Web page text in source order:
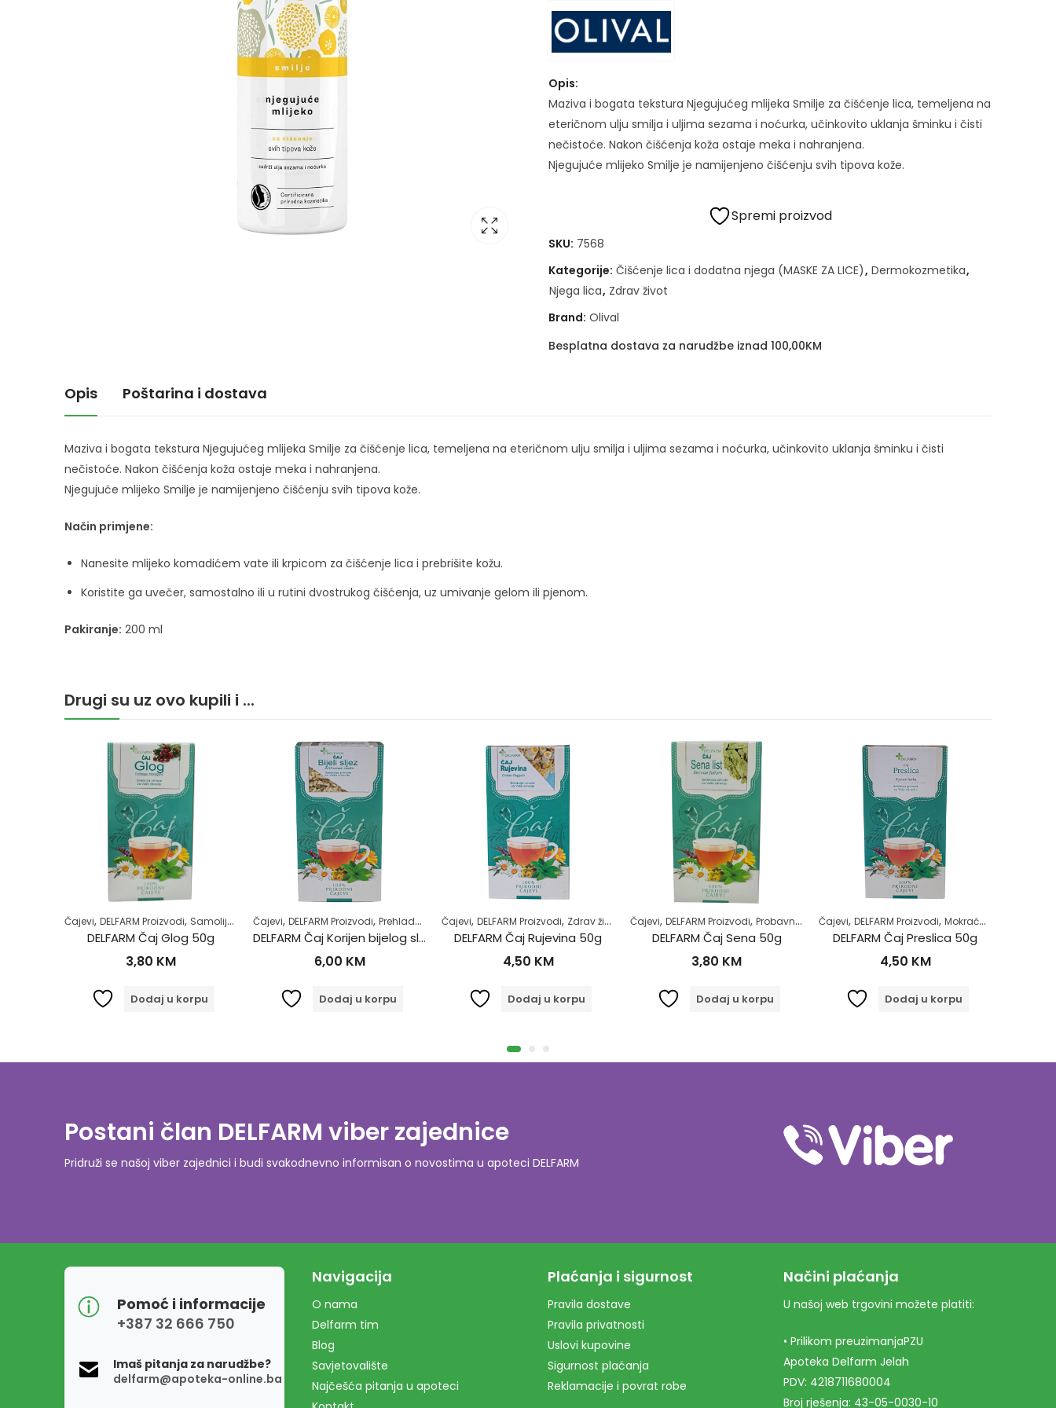
Opis:
Maziva i bogata tekstura Njegujućeg mlijeka Smilje za čišćenje lica, temeljena na
eteričnom ulju smilja i uljima sezama i noćurka, učinkovito uklanja šminku i čisti
nečistoće. Nakon čišćenja koža ostaje meka i nahranjena.
Njegujuće mlijeko Smilje je namijenjeno čišćenju svih tipova kože.
Spremi proizvod
SKU: 7568
Kategorije: Čišćenje lica i dodatna njega (MASKE ZA LICE), Dermokozmetika,
Njega lica, Zdrav život
Brand: Olival
Besplatna dostava za narudžbe iznad 100,00KM
Opis Poštarina i dostava
Maziva i bogata tekstura Njegujućeg mlijeka Smilje za čišćenje lica, temeljena na eteričnom ulju smilja i uljima sezama i noćurka, učinkovito uklanja šminku i čisti
nečistoće. Nakon čišćenja koža ostaje meka i nahranjena.
Njegujuće mlijeko Smilje je namijenjeno čišćenju svih tipova kože.
Način primjene:
Nanesite mlijeko komadićem vate ili krpicom za čišćenje lica i prebrišite kožu.
Koristite ga uvečer, samostalno ili u rutini dvostrukog čišćenja, uz umivanje gelom ili pjenom.
Pakiranje: 200 ml
Drugi su uz ovo kupili i ...
Čajevi, DELFARM Proizvodi, Samoliječenje ,Zdrav život,Zdravlje kardiovaskularnog sistema
DELFARM Čaj Glog 50g
3,80 KM
Dodaj u korpu
Čajevi, DELFARM Proizvodi, Prehlada i gripa ,Samoliječenje,Zdrav život
DELFARM Čaj Korijen bijelog sljeza 50g
6,00 KM
Dodaj u korpu
Čajevi, DELFARM Proizvodi, Zdrav život
DELFARM Čaj Rujevina 50g
4,50 KM
Dodaj u korpu
Čajevi, DELFARM Proizvodi, Probavni sistem ,Regulacija stolice-zatvor,Samoliječenje
DELFARM Čaj Sena 50g
3,80 KM
Dodaj u korpu
Čajevi, DELFARM Proizvodi, Mokraćni sistem
DELFARM Čaj Preslica 50g
4,50 KM
Dodaj u korpu
Postani član DELFARM viber zajednice
Pridruži se našoj viber zajednici i budi svakodnevno informisan o novostima u apoteci DELFARM
Pomoć i informacije
+387 32 666 750
Imaš pitanja za narudžbe?
delfarm@apoteka-online.ba
Navigacija
O nama
Delfarm tim
Blog
Savjetovalište
Najčešća pitanja u apoteci
Plaćanja i sigurnost
Pravila dostave
Pravila privatnosti
Uslovi kupovine
Sigurnost plaćanja
Reklamacije i povrat robe
Načini plaćanja
U našoj web trgovini možete platiti:
• Prilikom preuzimanjaPZU
Apoteka Delfarm Jelah
PDV: 4218711680004
Broj rješenja: 43-05-0030-10